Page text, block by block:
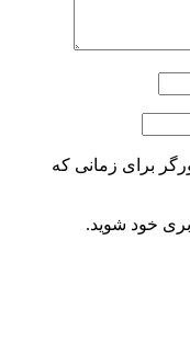
برای زمانی که
خود شوید.